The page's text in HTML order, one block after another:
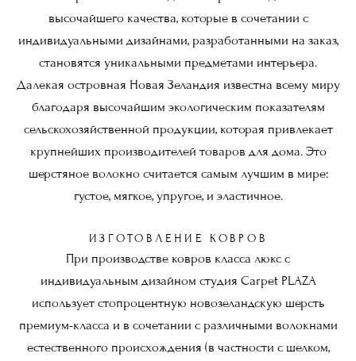
высочайшего качества, которые в сочетании с
индивидуальными дизайнами, разработанными на заказ,
становятся уникальными предметами интерьера.
Далекая островная Новая Зеландия известна всему миру
благодаря высочайшим экологическим показателям
сельскохозяйственной продукции, которая привлекает
крупнейших производителей товаров для дома. Это
шерстяное волокно считается самым лучшим в мире:
густое, мягкое, упругое, и эластичное.
ИЗГОТОВЛЕНИЕ КОВРОВ
При производстве ковров класса люкс с
индивидуальным дизайном студия Carpet PLAZA
использует стопроцентную новозеландскую шерсть
премиум-класса и в сочетании с различными волокнами
естественного происхождения (в частности с шелком,